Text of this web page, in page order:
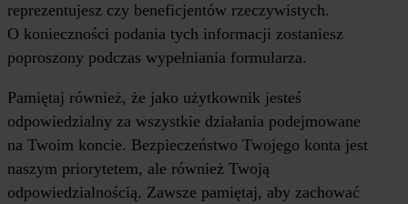
reprezentujesz czy beneficjentów rzeczywistych.
O konieczności podania tych informacji zostaniesz
poproszony podczas wypełniania formularza.
Pamiętaj również, że jako użytkownik jesteś
odpowiedzialny za wszystkie działania podejmowane
na Twoim koncie. Bezpieczeństwo Twojego konta jest
naszym priorytetem, ale również Twoją
odpowiedzialnością. Zawsze pamiętaj, aby zachować